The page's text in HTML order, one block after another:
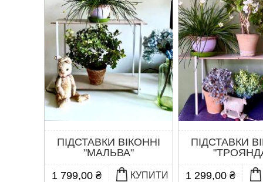
ПІДСТАВКИ ВІКОННІ
"МАЛЬВА"
1 799,00 ₴
КУПИТИ
ПІДСТАВКИ
1 299,00 ₴